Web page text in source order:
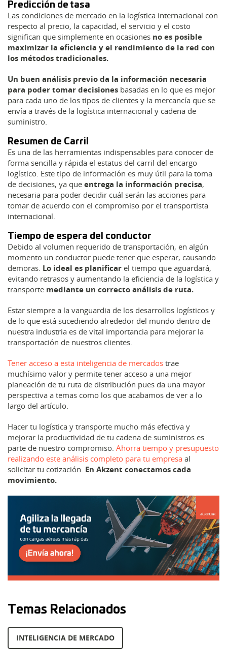
Predicción de tasa
Las condiciones de mercado en la logística internacional con
respecto al precio, la capacidad, el servicio y el costo
significan que simplemente en ocasiones no es posible
maximizar la eficiencia y el rendimiento de la red con
los métodos tradicionales.
Un buen análisis previo da la información necesaria
para poder tomar decisiones basadas en lo que es mejor
para cada uno de los tipos de clientes y la mercancía que se
envía a través de la logística internacional y cadena de
suministro.
Resumen de Carril
Es una de las herramientas indispensables para conocer de
forma sencilla y rápida el estatus del carril del encargo
logístico. Este tipo de información es muy útil para la toma
de decisiones, ya que entrega la información precisa,
necesaria para poder decidir cuál serán las acciones para
tomar de acuerdo con el compromiso por el transportista
internacional.
Tiempo de espera del conductor
Debido al volumen requerido de transportación, en algún
momento un conductor puede tener que esperar, causando
demoras. Lo ideal es planificar el tiempo que aguardará,
evitando retrasos y aumentando la eficiencia de la logística y
transporte mediante un correcto análisis de ruta.
Estar siempre a la vanguardia de los desarrollos logísticos y
de lo que está sucediendo alrededor del mundo dentro de
nuestra industria es de vital importancia para mejorar la
transportación de nuestros clientes.
Tener acceso a esta inteligencia de mercados trae
muchísimo valor y permite tener acceso a una mejor
planeación de tu ruta de distribución pues da una mayor
perspectiva a temas como los que acabamos de ver a lo
largo del artículo.
Hacer tu logística y transporte mucho más efectiva y
mejorar la productividad de tu cadena de suministros es
parte de nuestro compromiso. Ahorra tiempo y presupuesto
realizando este análisis completo para tu empresa al
solicitar tu cotización. En Akzent conectamos cada
movimiento.
Temas Relacionados
INTELIGENCIA DE MERCADO